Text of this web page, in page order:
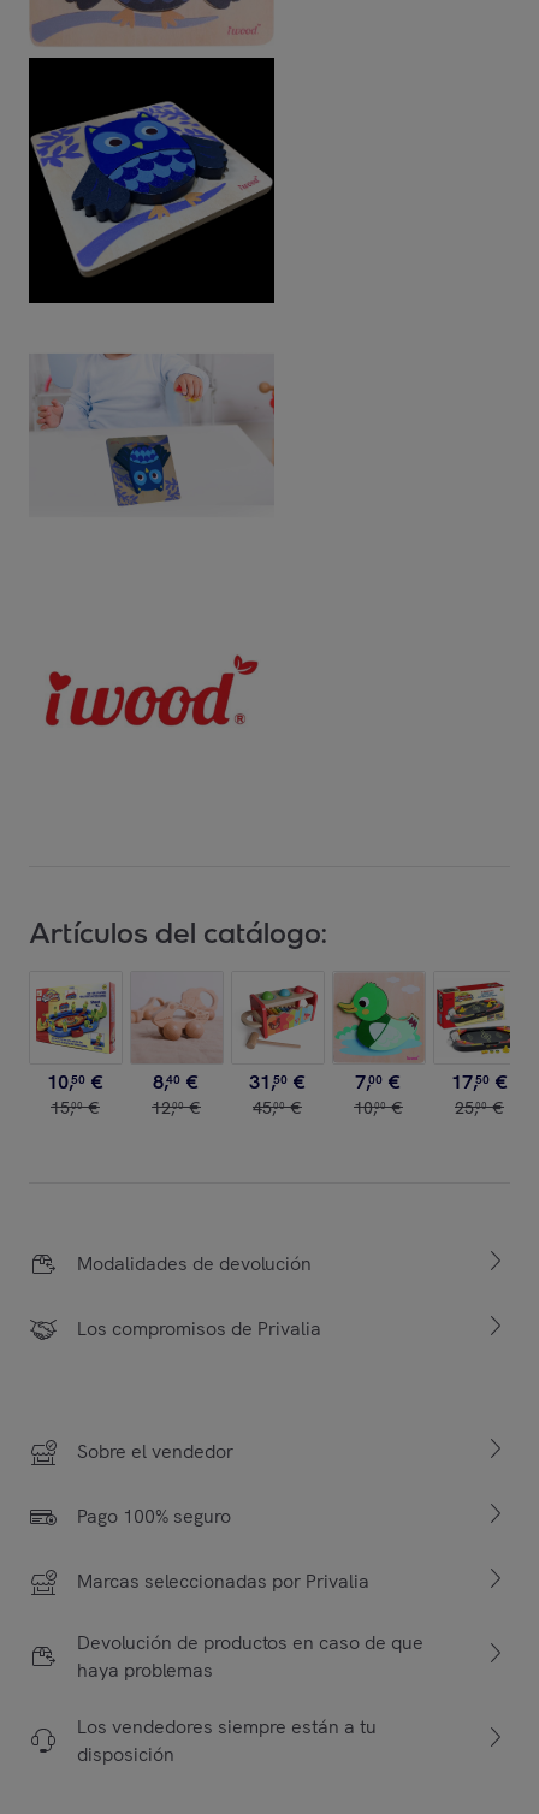
Artículos del catálogo:
10,50 €
15,00 €
8,40 €
12,00 €
31,50 €
45,00 €
7,00 €
10,00 €
17,50 €
25,00 €
Modalidades de devolución
Los compromisos de Privalia
Sobre el vendedor
Pago 100% seguro
Marcas seleccionadas por Privalia
Devolución de productos en caso de que
haya problemas
Los vendedores siempre están a tu
disposición